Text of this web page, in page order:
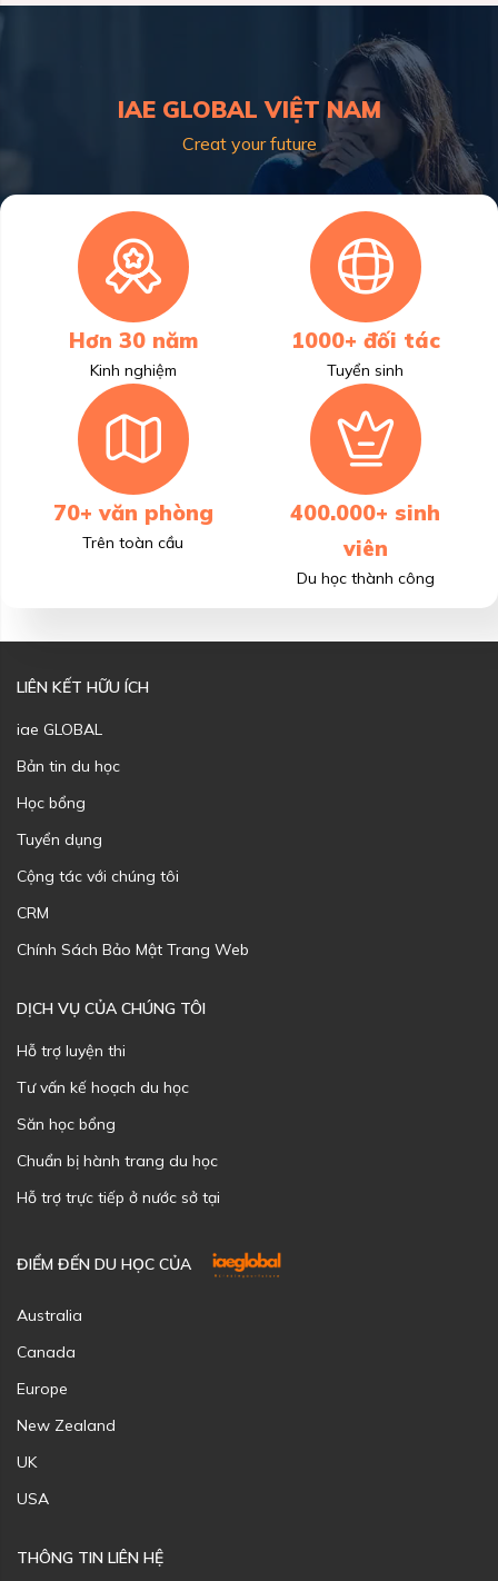
IAE GLOBAL VIỆT NAM
Creat your future
Hơn 30 năm
Kinh nghiệm
1000+ đối tác
Tuyển sinh
70+ văn phòng
Trên toàn cầu
400.000+ sinh
viên
Du học thành công
LIÊN KẾT HỮU ÍCH
iae GLOBAL
Bản tin du học
Học bổng
Tuyển dụng
Cộng tác với chúng tôi
CRM
Chính Sách Bảo Mật Trang Web
DỊCH VỤ CỦA CHÚNG TÔI
Hỗ trợ luyện thi
Tư vấn kế hoạch du học
Săn học bổng
Chuẩn bị hành trang du học
Hỗ trợ trực tiếp ở nước sở tại
ĐIỂM ĐẾN DU HỌC CỦA
Australia
Canada
Europe
New Zealand
UK
USA
THÔNG TIN LIÊN HỆ